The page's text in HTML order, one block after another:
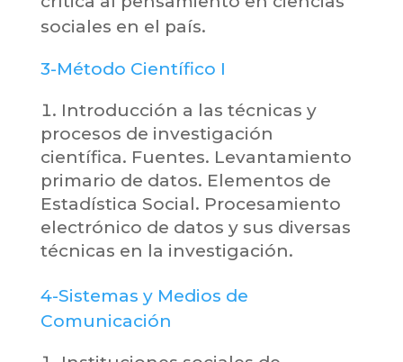
sociales en el país.
3-Método Científico I
Introducción a las técnicas y
procesos de investigación
científica. Fuentes. Levantamiento
primario de datos. Elementos de
Estadística Social. Procesamiento
electrónico de datos y sus diversas
técnicas en la investigación.
4-Sistemas y Medios de
Comunicación